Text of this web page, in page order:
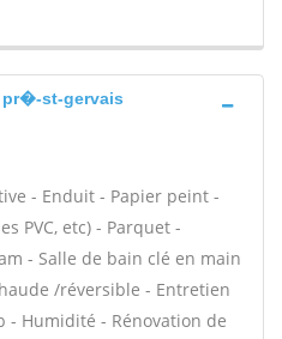
pr�-st-gervais
- Enduit - Papier peint -
PVC, etc) - Parquet -
- Salle de bain clé en main
/réversible - Entretien
- Humidité - Rénovation de